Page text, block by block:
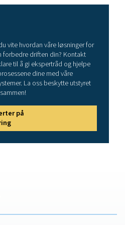
ved utløpet av en
langs det kalde rørnettet. Dette
som kan føre til korrosjon,
på pneumatisk utstyr.
og ytelsen til nedstrøms utstyr
og tørkere.
vannkondensat, som er et
være farlig for
olje- og vannseparatorer som